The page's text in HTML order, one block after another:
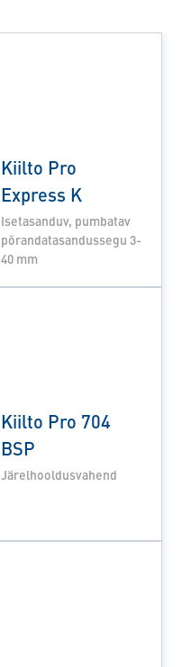
Kiilto Pro
Express K
Isetasanduv, pumbatav
põrandatasandussegu 3-
40 mm
Kiilto Pro 704
BSP
Järelhooldusvahend